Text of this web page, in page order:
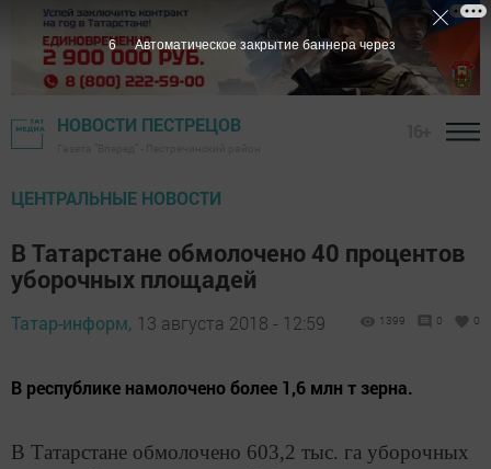
НОВОСТИ ПЕСТРЕЦОВ
ЦЕНТРАЛЬНЫЕ НОВОСТИ
В Татарстане обмолочено 40 процентов
уборочных площадей
Татар-информ, 13 августа 2018 - 12:59 1399 0 0
В республике намолочено более 1,6 млн т зерна.
В Татарстане обмолочено 603,2 тыс. га уборочных
5 Автоматическое закрытие баннера через